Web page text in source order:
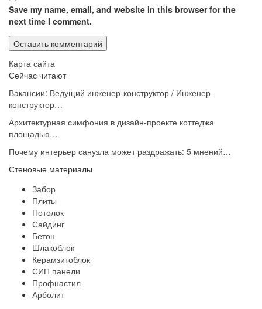
Save my name, email, and website in this browser for the
next time I comment.
Карта сайта
Сейчас читают
Вакансии: Ведущий инженер-конструктор / Инженер-
конструктор…
Архитектурная симфония в дизайн-проекте коттеджа
площадью…
Почему интерьер санузла может раздражать: 5 мнений…
Стеновые материалы
Забор
Плиты
Потолок
Сайдинг
Бетон
Шлакоблок
Керамзитоблок
СИП панели
Профнастил
Арболит